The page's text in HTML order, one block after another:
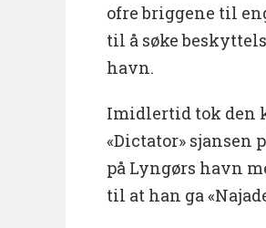
ofre briggene til
til å søke
havn.
Imidlertid tok den
«Dictator» sjansen
på Lyngørs havn
til at han ga